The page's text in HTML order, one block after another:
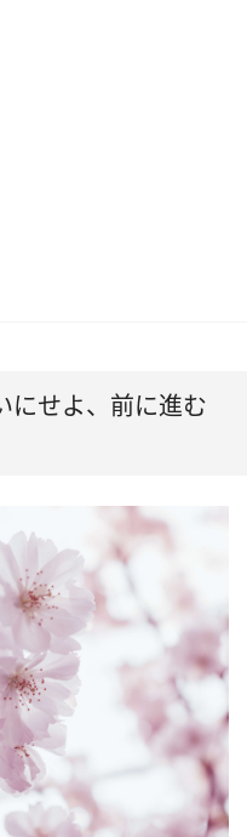
にせよ、前に進む